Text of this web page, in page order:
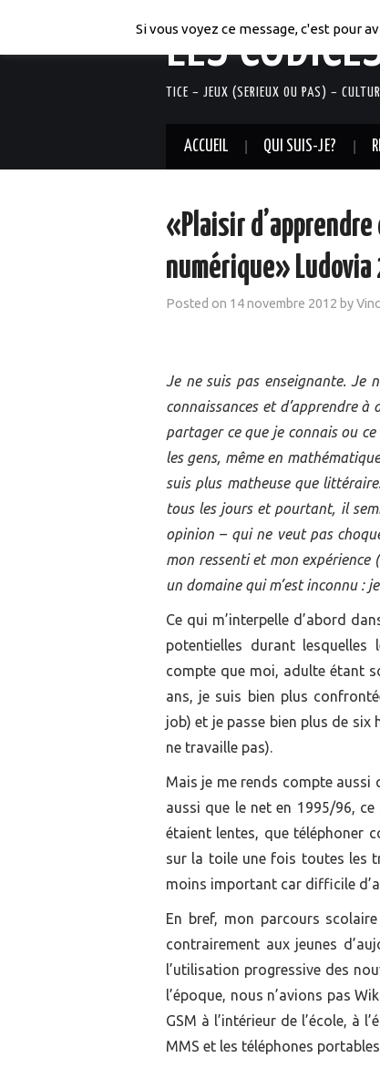
LES
TICE – JEUX (SERIEUX OU PAS) –
ACCUEIL QUI SUIS-JE?
«Plaisir
numérique»
Posted on 14 novembre 2012 by
Je ne suis pas enseignante. Je
connaissances et d’apprendre
partager ce que je connais ou
les gens, même en
suis plus matheuse que
tous les jours et pourtant, il
opinion – qui ne veut pas
mon ressenti et mon expérience
un domaine qui m’est inconnu :
Ce qui m’interpelle d’abord
potentielles durant
compte que moi, adulte étant
ans, je suis bien plus
job) et je passe bien plus de
ne travaille pas).
Mais je me rends compte aussi
aussi que le net en 1995/96, ce
étaient lentes, que téléphoner
sur la toile une fois toutes les
moins important car difficile
En bref, mon parcours
contrairement aux jeunes
l’utilisation progressive des
l’époque, nous n’avions pas
GSM à l’intérieur de l’école, à
MMS et les téléphones
Si vous voyez ce message, c'est pour